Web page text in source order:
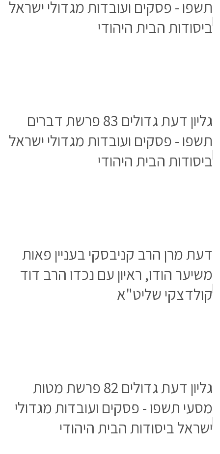
תשפו - פסקים ועובדות מגדולי ישראל
ביסודות הבית היהודי
גליון דעת גדולים 83 פרשת דברים
תשפו - פסקים ועובדות מגדולי ישראל
ביסודות הבית היהודי
דעת מרן הרב קניבסקי בעניין פאות
משיער הודו, ראיון עם נכדו הרב דוד
קולדצקי שליט"א
גליון דעת גדולים 82 פרשת מטות
מסעי תשפו - פסקים ועובדות מגדולי
ישראל ביסודות הבית היהודי